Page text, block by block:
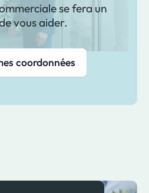
se fera un
vous aider.
coordonnées